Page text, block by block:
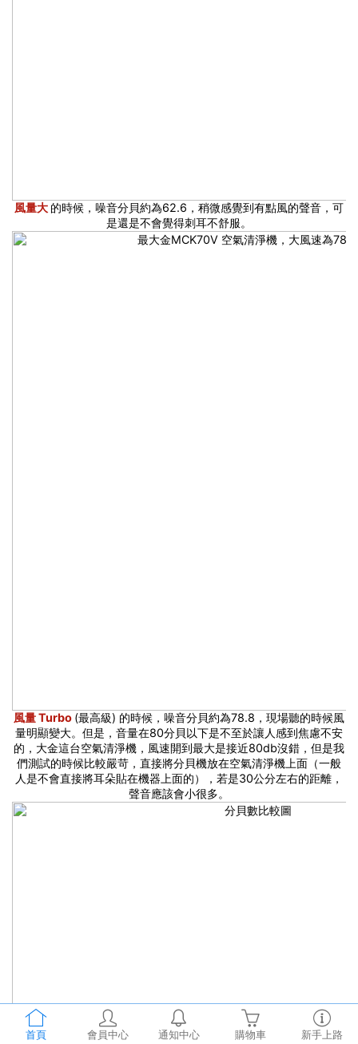
風量大 的時候，噪音分貝約為62.6，稍微感覺到有點風的聲音，可
是還是不會覺得刺耳不舒服。
風量 Turbo (最高級) 的時候，噪音分貝約為78.8，現場聽的時候風
量明顯變大。但是，音量在80分貝以下是不至於讓人感到焦慮不安
的，大金這台空氣清淨機，風速開到最大是接近80db沒錯，但是我
們測試的時候比較嚴苛，直接將分貝機放在空氣清淨機上面（一般
人是不會直接將耳朵貼在機器上面的），若是30公分左右的距離，
聲音應該會小很多。
首頁 會員中心 通知中心 購物車 新手上路